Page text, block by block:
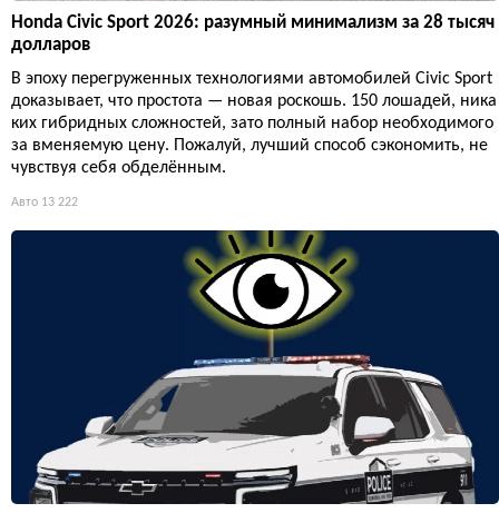
Honda Civic Sport 2026: разумный минимализм за 28 тысяч
долларов
В эпоху перегруженных технологиями автомобилей Civic Sport
доказывает, что простота — новая роскошь. 150 лошадей, ника
ких гибридных сложностей, зато полный набор необходимого
за вменяемую цену. Пожалуй, лучший способ сэкономить, не
чувствуя себя обделённым.
Авто 13 222